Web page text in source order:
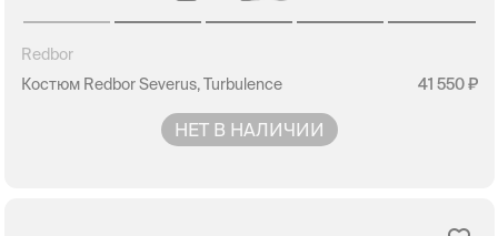
Redbor
Костюм Redbor Severus, Turbulence
41 550
НЕТ В НАЛИЧИИ